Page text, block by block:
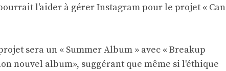
l'aider à gérer Instagram pour le projet « Can
sera un « Summer Album » avec « Breakup
nouvel album», suggérant que même si l'éthique